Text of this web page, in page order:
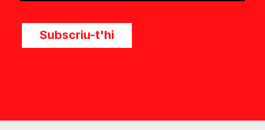
Subscriu-t'hi